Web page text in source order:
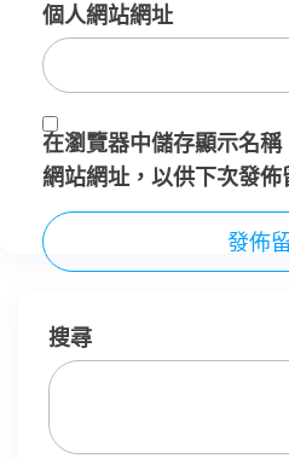
個人網站網址
在瀏覽器中儲存顯示名
網站網址，以供下次發佈
搜尋